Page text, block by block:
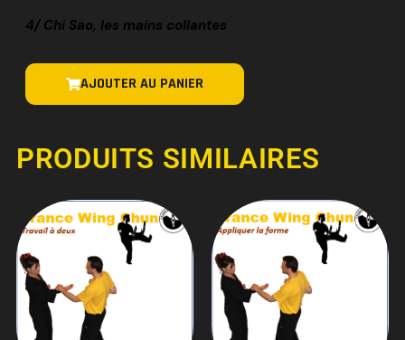
4/ Chi Sao, les mains collantes
AJOUTER AU PANIER
PRODUITS SIMILAIRES